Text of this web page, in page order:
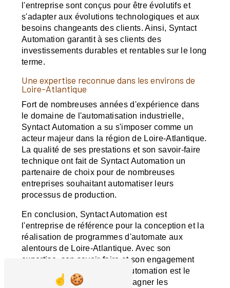
l'entreprise sont conçus pour être évolutifs et
s'adapter aux évolutions technologiques et aux
besoins changeants des clients. Ainsi, Syntact
Automation garantit à ses clients des
investissements durables et rentables sur le long
terme.
Une expertise reconnue dans les environs de
Loire-Atlantique
Fort de nombreuses années d'expérience dans
le domaine de l'automatisation industrielle,
Syntact Automation a su s'imposer comme un
acteur majeur dans la région de Loire-Atlantique.
La qualité de ses prestations et son savoir-faire
technique ont fait de Syntact Automation un
partenaire de choix pour de nombreuses
entreprises souhaitant automatiser leurs
processus de production.
En conclusion, Syntact Automation est
l'entreprise de référence pour la conception et la
réalisation de programmes d'automate aux
alentours de Loire-Atlantique. Avec son
expertise, son savoir-faire et son engagement
envers ses clients, Syntact Automation est le
partenaire idéal pour accompagner les